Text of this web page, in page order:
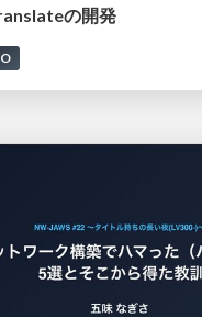
の開発